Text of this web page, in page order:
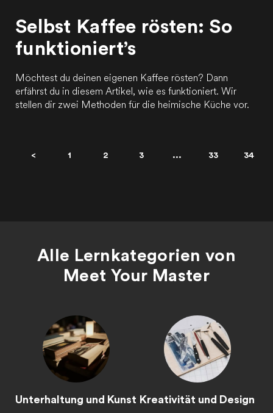
Selbst Kaffee rösten: So
funktioniert’s
Möchtest du deinen eigenen Kaffee rösten? Dann
erfährst du in diesem Artikel, wie es funktioniert. Wir
stellen dir zwei Methoden für die heimische Küche vor.
< 1 2 3 ... 33 34
Alle Lernkategorien von
Meet Your Master
Unterhaltung und Kunst Kreativität und Design